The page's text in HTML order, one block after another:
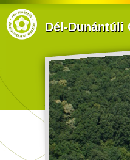
Dél-Dunántúli